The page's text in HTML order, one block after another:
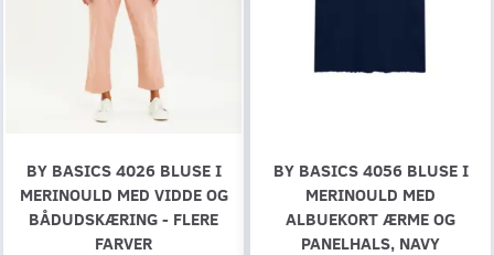
BY BASICS 4026 BLUSE I
MERINOULD MED VIDDE OG
BÅDUDSKÆRING - FLERE
FARVER
BY BASICS 4056 BLUSE I
MERINOULD MED
ALBUEKORT ÆRME OG
PANELHALS, NAVY